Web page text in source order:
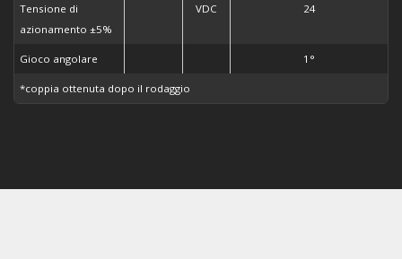
Tensione di
azionamento ±5%
VDC 24
Gioco angolare 1°
*coppia ottenuta dopo il rodaggio